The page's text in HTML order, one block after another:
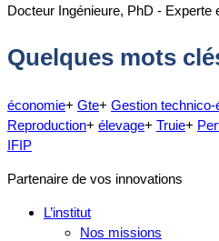
Docteur Ingénieure, PhD - Experte
Quelques mots
économie+ Gte+ Gestion
Reproduction+ élevage+ Truie+
IFIP
Partenaire de vos innovations
L’institut
Nos missions